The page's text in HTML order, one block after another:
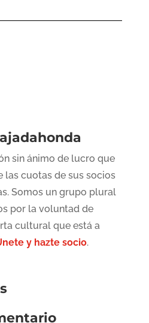
sin ánimo de lucro que
las cuotas de sus socios
Somos un grupo plural
por la voluntad de
cultural que está a
y hazte socio.